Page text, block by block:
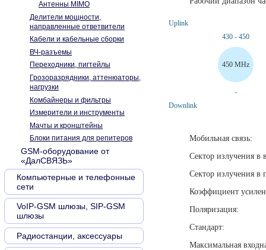
Uplink
430 - 450
450 MHz
-
Downlink
Сектор излучения
Сектор излучения в
Антенны MIMO
Делители мощности,
направленные ответвители
Кабели и кабельные сборки
ВЧ-разъемы
Переходники, пигтейлы
Грозоразрядники, аттенюаторы,
нагрузки
Комбайнеры и фильтры
Измерители и инструменты
Мачты и кронштейны
Блоки питания для репитеров
GSM-оборудование от
«ДалСВЯЗЬ»
Компьютерные и телефонные
сети
VoIP-GSM шлюзы, SIP-GSM
шлюзы
Радиостанции, аксессуары